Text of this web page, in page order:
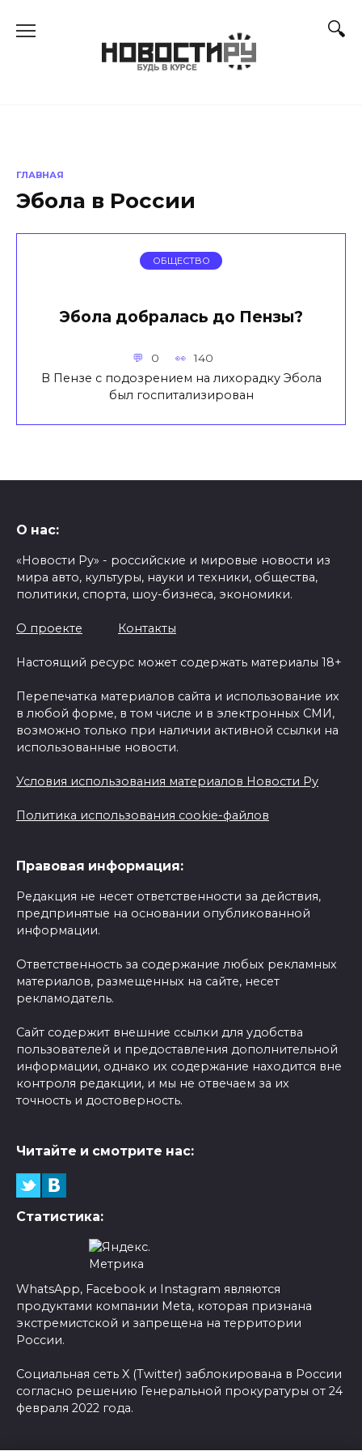
ГЛАВНАЯ
Эбола в России
ОБЩЕСТВО
Эбола добралась до Пензы?
0 140
В Пензе с подозрением на лихорадку Эбола
был госпитализирован
О нас:
«Новости Ру» - российские и мировые новости из
мира авто, культуры, науки и техники, общества,
политики, спорта, шоу-бизнеса, экономики.
О проекте Контакты
Настоящий ресурс может содержать материалы 18+
Перепечатка материалов сайта и использование их
в любой форме, в том числе и в электронных СМИ,
возможно только при наличии активной ссылки на
использованные новости.
Условия использования материалов Новости Ру
Политика использования cookie-файлов
Правовая информация:
Редакция не несет ответственности за действия,
предпринятые на основании опубликованной
информации.
Ответственность за содержание любых рекламных
материалов, размещенных на сайте, несет
рекламодатель.
Сайт содержит внешние ссылки для удобства
пользователей и предоставления дополнительной
информации, однако их содержание находится вне
контроля редакции, и мы не отвечаем за их
точность и достоверность.
Читайте и смотрите нас:
Статистика:
WhatsApp, Facebook и Instagram являются
продуктами компании Meta, которая признана
экстремистской и запрещена на территории
России.
Социальная сеть X (Twitter) заблокирована в России
согласно решению Генеральной прокуратуры от 24
февраля 2022 года.